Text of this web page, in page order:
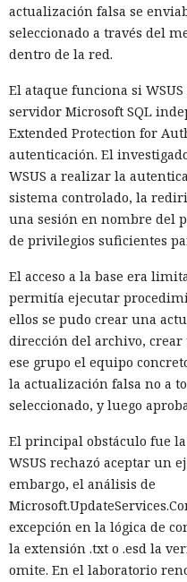
actualización falsa se
seleccionado a través del
dentro de la red.
El ataque funciona si
servidor Microsoft SQL
Extended Protection for
autenticación. El
WSUS a realizar la
sistema controlado, la
una sesión en nombre del
de privilegios suficientes
El acceso a la base era
permitía ejecutar
ellos se pudo crear una
dirección del archivo,
ese grupo el equipo
la actualización falsa no a
seleccionado, y luego
El principal obstáculo fue
WSUS rechazó aceptar un
embargo, el análisis de
excepción en la lógica de
la extensión .txt o .esd la
omite. En el laboratorio